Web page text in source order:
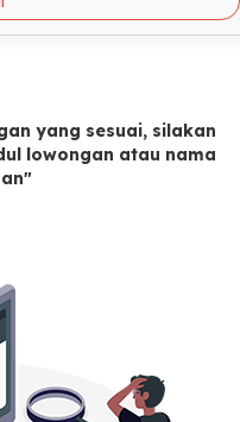
yang sesuai, silakan
lowongan atau nama